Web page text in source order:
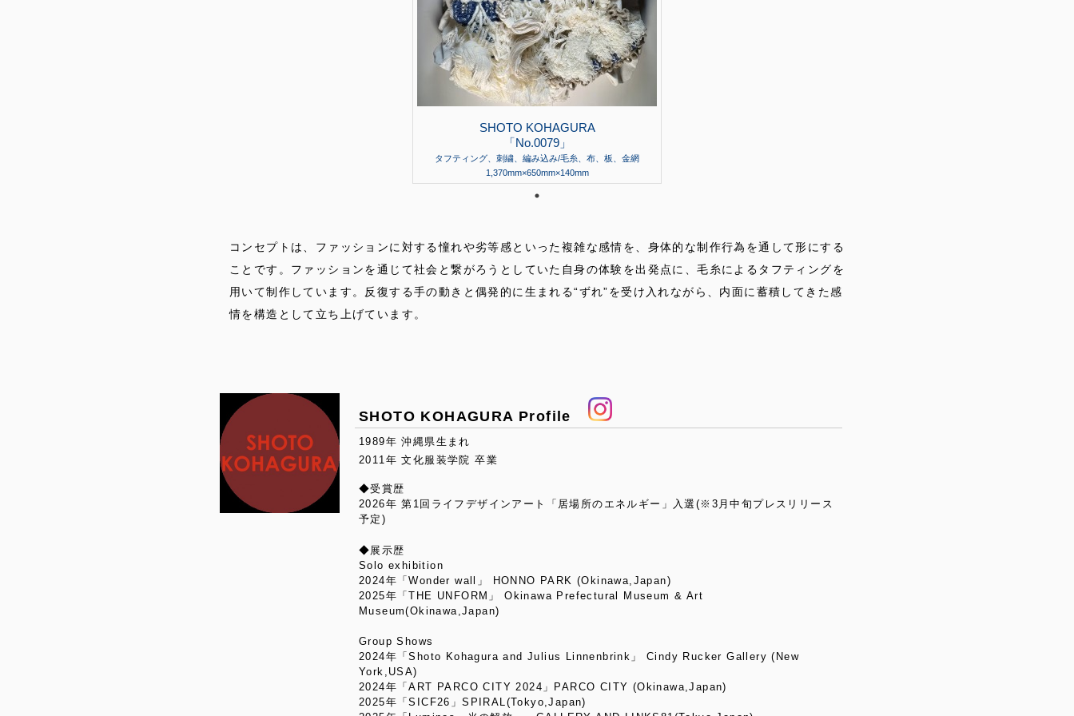
SHOTO KOHAGURA
「No.0079」
タフティング、刺繍、編み込み/毛糸、布、板、金網
1,370mm×650mm×140mm
コンセプトは、ファッションに対する憧れや劣等感といった複雑な感情を、身体的な制作行為を通して形にする
ことです。ファッションを通じて社会と繋がろうとしていた自身の体験を出発点に、毛糸によるタフティングを
用いて制作しています。反復する手の動きと偶発的に生まれる“ずれ”を受け入れながら、内面に蓄積してきた感
情を構造として立ち上げています。
SHOTO KOHAGURA Profile
1989年 沖縄県生まれ
2011年 文化服装学院 卒業
◆受賞歴
2026年 第1回ライフデザインアート「居場所のエネルギー」入選(※3月中旬プレスリリース
予定)
◆展示歴
Solo exhibition
2024年「Wonder wall」 HONNO PARK (Okinawa,Japan)
2025年「THE UNFORM」 Okinawa Prefectural Museum & Art
Museum(Okinawa,Japan)
Group Shows
2024年「Shoto Kohagura and Julius Linnenbrink」 Cindy Rucker Gallery (New
York,USA)
2024年「ART PARCO CITY 2024」PARCO CITY (Okinawa,Japan)
2025年「SICF26」SPIRAL(Tokyo,Japan)